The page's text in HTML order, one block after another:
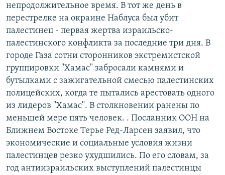
СОЦИАЛЬНЫЕ СЕТИ
Все сайты РСЕ/РС
непродолжительное время. В тот же день в
перестрелке на окраине Наблуса был убит
палестинец - первая жертва израильско-
палестинского конфликта за последние три дня. В
городе Газа сотни сторонников экстремистской
группировки "Хамас" забросали камнями и
бутылками с зажигательной смесью палестинских
полицейских, когда те пытались арестовать одного
из лидеров "Хамас". В столкновении ранены по
меньшей мере пять человек. . Посланник ООН на
Ближнем Востоке Терье Ред-Ларсен заявил, что
экономические и социальные условия жизни
палестинцев резко ухудшились. По его словам, за
год антиизраильских выступлений палестинцы